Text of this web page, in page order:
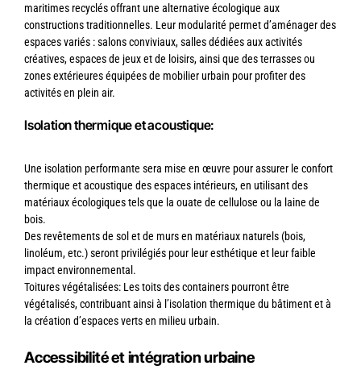
maritimes recyclés offrant une alternative écologique aux
constructions traditionnelles. Leur modularité permet d’aménager des
espaces variés : salons conviviaux, salles dédiées aux activités
créatives, espaces de jeux et de loisirs, ainsi que des terrasses ou
zones extérieures équipées de mobilier urbain pour profiter des
activités en plein air.
Isolation thermique et acoustique:
Une isolation performante sera mise en œuvre pour assurer le confort
thermique et acoustique des espaces intérieurs, en utilisant des
matériaux écologiques tels que la ouate de cellulose ou la laine de
bois.
Des revêtements de sol et de murs en matériaux naturels (bois,
linoléum, etc.) seront privilégiés pour leur esthétique et leur faible
impact environnemental.
Toitures végétalisées: Les toits des containers pourront être
végétalisés, contribuant ainsi à l’isolation thermique du bâtiment et à
la création d’espaces verts en milieu urbain.
Accessibilité et intégration urbaine